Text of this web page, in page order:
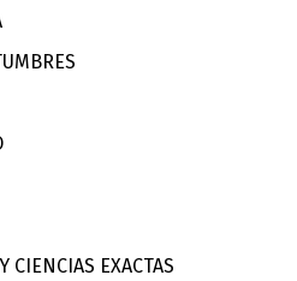
CIENCIAS EXACTAS